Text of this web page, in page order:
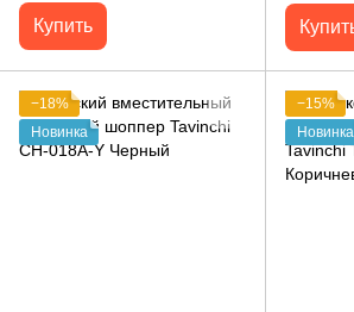
Купить
−18%
Новинка
−15%
Новинка